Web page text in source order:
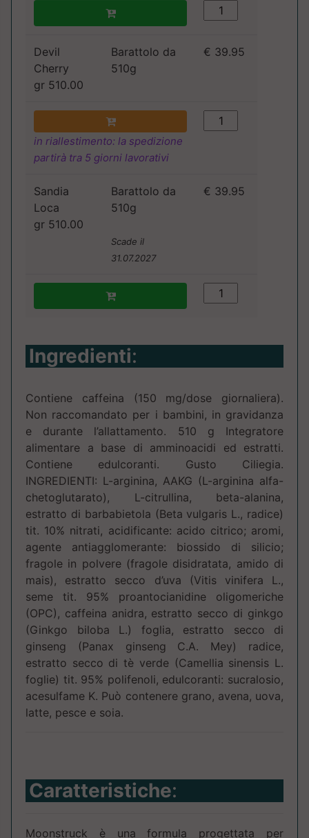
Devil
Cherry
gr 510.00
Barattolo da
510g
€ 39.95
in riallestimento: la spedizione
partirà tra 5 giorni lavorativi
Sandia
Loca
gr 510.00
Barattolo da
510g
Scade il
31.07.2027
€ 39.95
Ingredienti:
Contiene caffeina (150 mg/dose giornaliera).
Non raccomandato per i bambini, in gravidanza
e durante l’allattamento. 510 g Integratore
alimentare a base di amminoacidi ed estratti.
Contiene edulcoranti. Gusto Ciliegia.
INGREDIENTI: L-arginina, AAKG (L-arginina alfa-
chetoglutarato), L-citrullina, beta-alanina,
estratto di barbabietola (Beta vulgaris L., radice)
tit. 10% nitrati, acidificante: acido citrico; aromi,
agente antiagglomerante: biossido di silicio;
fragole in polvere (fragole disidratata, amido di
mais), estratto secco d’uva (Vitis vinifera L.,
seme tit. 95% proantocianidine oligomeriche
(OPC), caffeina anidra, estratto secco di ginkgo
(Ginkgo biloba L.) foglia, estratto secco di
ginseng (Panax ginseng C.A. Mey) radice,
estratto secco di tè verde (Camellia sinensis L.
foglie) tit. 95% polifenoli, edulcoranti: sucralosio,
acesulfame K. Può contenere grano, avena, uova,
latte, pesce e soia.
Caratteristiche:
Moonstruck è una formula progettata per